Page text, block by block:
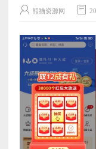
熊猫资源网